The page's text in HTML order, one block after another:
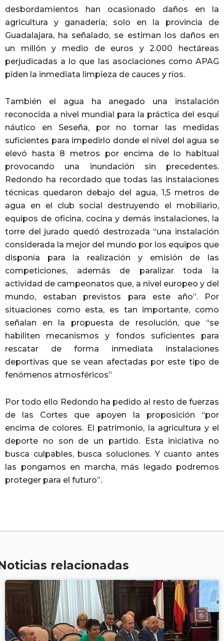
desbordamientos han ocasionado daños en la
agricultura y ganadería; solo en la provincia de
Guadalajara, ha señalado, se estiman los daños en
un millón y medio de euros y 2.000 hectáreas
perjudicadas a lo que las asociaciones como APAG
piden la inmediata limpieza de cauces y ríos.
También el agua ha anegado una instalación
reconocida a nivel mundial para la práctica del esquí
náutico en Seseña, por no tomar las medidas
suficientes para impedirlo donde el nivel del agua se
elevó hasta 8 metros por encima de lo habitual
provocando una inundación sin precedentes.
Redondo ha recordado que todas las instalaciones
técnicas quedaron debajo del agua, 1,5 metros de
agua en el club social destruyendo el mobiliario,
equipos de oficina, cocina y demás instalaciones, la
torre del jurado quedó destrozada “una instalación
considerada la mejor del mundo por los equipos que
disponía para la realización y emisión de las
competiciones, además de paralizar toda la
actividad de campeonatos que, a nivel europeo y del
mundo, estaban previstos para este año”. Por
situaciones como esta, es tan importante, como
señalan en la propuesta de resolución, que “se
habiliten mecanismos y fondos suficientes para
rescatar de forma inmediata instalaciones
deportivas que se vean afectadas por este tipo de
fenómenos atmosféricos”
Por todo ello Redondo ha pedido al resto de fuerzas
de las Cortes que apoyen la proposición “por
encima de colores. El patrimonio, la agricultura y el
deporte no son de un partido. Esta iniciativa no
busca culpables, busca soluciones. Y cuanto antes
las pongamos en marcha, más legado podremos
proteger para el futuro”.
relacionadas